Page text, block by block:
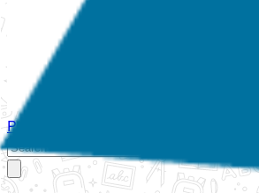
Početna